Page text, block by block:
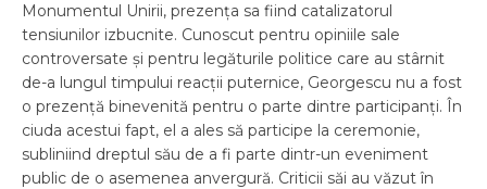
Monumentul Unirii, prezența sa fiind catalizatorul
tensiunilor izbucnite. Cunoscut pentru opiniile sale
controversate și pentru legăturile politice care au stârnit
de-a lungul timpului reacții puternice, Georgescu nu a fost
o prezență binevenită pentru o parte dintre participanți. În
ciuda acestui fapt, el a ales să participe la ceremonie,
subliniind dreptul său de a fi parte dintr-un eveniment
public de o asemenea anvergură. Criticii săi au văzut în